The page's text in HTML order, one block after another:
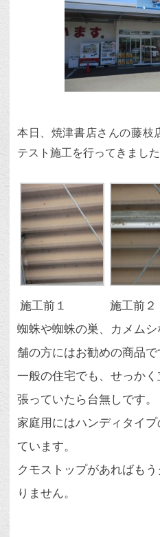
本日、焼津書店さんの藤枝
テスト施工を行ってきました
施工前１ 施工前２
蜘蛛や蜘蛛の巣、カメム
舗の方にはお勧めの商品で
一般の住宅でも、せっか
張っていたら台無しです。
家庭用にはハンディタイ
ています。
クモストップがあればも
りません。